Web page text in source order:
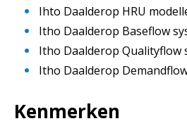
Ihto Daalderop HRU
Itho Daalderop Baseflow
Itho Daalderop Qualityflow
Itho Daalderop
Kenmerken